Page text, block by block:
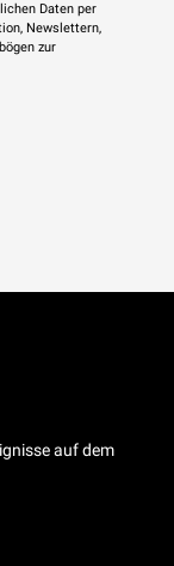
Daten per
Newslettern,
zur
auf dem